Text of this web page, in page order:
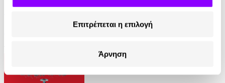
Επιτρέπεται η επιλογή
Άρνηση
Ο Εραστής της